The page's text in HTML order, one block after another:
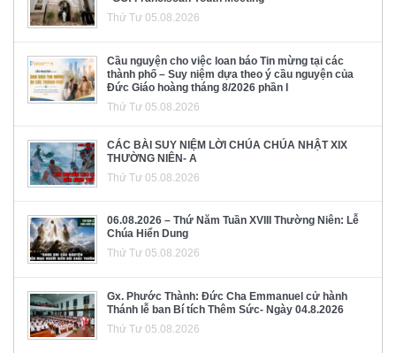
Thứ Tư 05.08.2026
Cầu nguyện cho việc loan báo Tin mừng tại các
thành phố – Suy niệm dựa theo ý cầu nguyện của
Đức Giáo hoàng tháng 8/2026 phần I
Thứ Tư 05.08.2026
CÁC BÀI SUY NIỆM LỜI CHÚA CHÚA NHẬT XIX
THƯỜNG NIÊN- A
Thứ Tư 05.08.2026
06.08.2026 – Thứ Năm Tuần XVIII Thường Niên: Lễ
Chúa Hiển Dung
Thứ Tư 05.08.2026
Gx. Phước Thành: Đức Cha Emmanuel cử hành
Thánh lễ ban Bí tích Thêm Sức- Ngày 04.8.2026
Thứ Tư 05.08.2026